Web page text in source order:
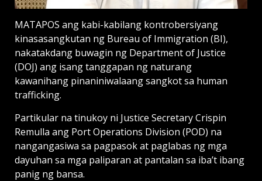
MATAPOS ang kabi-kabilang kontrobersiyang
kinasasangkutan ng Bureau of Immigration (BI),
nakatakdang buwagin ng Department of Justice
(DOJ) ang isang tanggapan ng naturang
kawanihang pinaniniwalaang sangkot sa human
trafficking.
Partikular na tinukoy ni Justice Secretary Crispin
Remulla ang Port Operations Division (POD) na
nangangasiwa sa pagpasok at paglabas ng mga
dayuhan sa mga paliparan at pantalan sa iba’t ibang
panig ng bansa.